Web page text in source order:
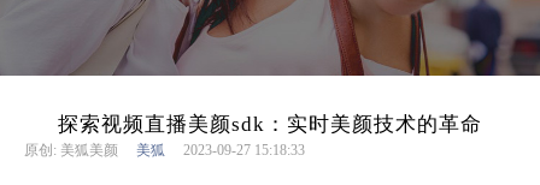
探索视频直播美颜sdk：实时美颜技术的革命
原创: 美狐美颜 美狐 2023-09-27 15:18:33